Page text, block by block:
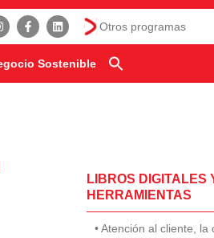
Otros programas
Sostenible
LIBROS DIGITALES
HERRAMIENTAS
• Atención al cliente,